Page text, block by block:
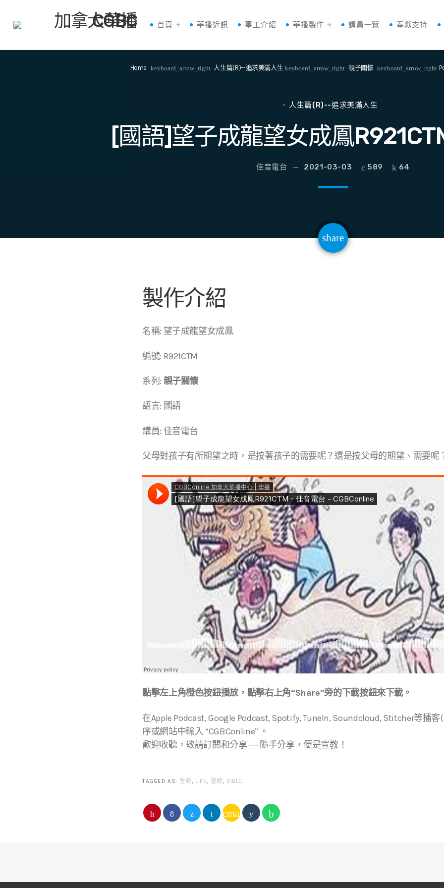
首頁 華播近訊 事工介紹 華播製作 講員一覽 奉獻支持
Home keyboard_arrow_right 人生篇(R)--追求美滿人生 keyboard_arrow_right 親子關懷 keyboard_arrow_right
人生篇(R)--追求美滿人生
[國語]望子成龍望女成鳳
佳音電台 2021-03-03 589 64
share
email
製作介紹
名稱: 望子成龍望女成鳳
編號: R921CTM
系列: 親子關懷
語言: 國語
講員: 佳音電台
父母對孩子有所期望之時，是按著孩子的需要呢？還是按父母的期望、需要呢
點擊左上角橙色按鈕播放，點擊右上角“Share”旁的下載按鈕來下載。
在Apple Podcast, Google Podcast, Spotify, TuneIn, Soundcloud, Stitcher等播
序或網站中輸入 “CGBConline” 。
歡迎收聽，敬請訂閱和分享——隨手分享，便是宣教！
TAGGED AS: 生命 LIFE 聖經 BIBLE
email